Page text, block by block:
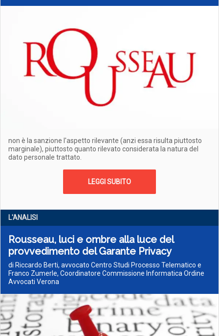
non è la sanzione l'aspetto rilevante (anzi essa risulta piuttosto
marginale), piuttosto quanto rilevato considerata la natura del
dato personale trattato.
LEGGI SUBITO
L'ANALISI
Rousseau, luci e ombre alla luce del
provvedimento del Garante Privacy
di Riccardo Berti, avvocato Centro Studi Processo Telematico e
Franco Zumerle, Coordinatore Commissione Informatica Ordine
Avvocati Verona